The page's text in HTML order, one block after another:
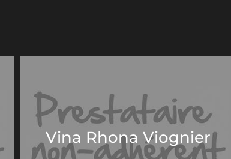
Vina Rhona Viognier